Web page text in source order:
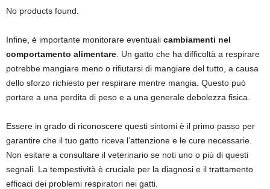
No products found.
Infine, è importante monitorare eventuali cambiamenti nel
comportamento alimentare . Un gatto che ha difficoltà a respirare
potrebbe mangiare meno o rifiutarsi di mangiare del tutto, a causa
dello sforzo richiesto per respirare mentre mangia. Questo può
portare a una perdita di peso e a una generale debolezza fisica.
Essere in grado di riconoscere questi sintomi è il primo passo per
garantire che il tuo gatto riceva l’attenzione e le cure necessarie.
Non esitare a consultare il veterinario se noti uno o più di questi
segnali. La tempestività è cruciale per la diagnosi e il trattamento
efficaci dei problemi respiratori nei gatti.